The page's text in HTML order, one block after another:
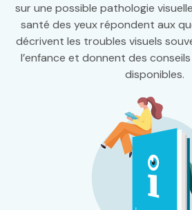
sur une possible pathologie
santé des yeux répondent aux
décrivent les troubles visuels
l’enfance et donnent des
disponibles.